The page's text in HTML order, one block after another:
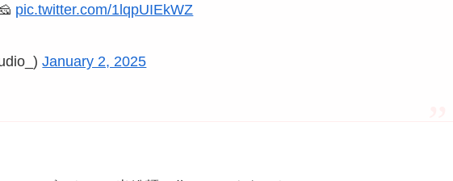
pic.twitter.com/1lqpUIEkWZ
January 2, 2025